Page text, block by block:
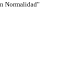
Normalidad"